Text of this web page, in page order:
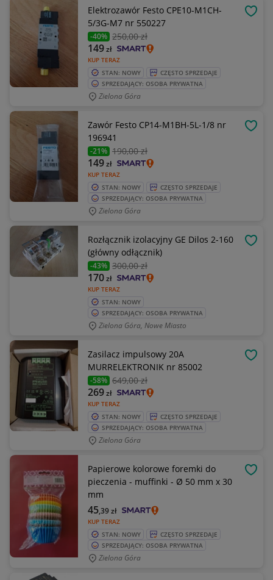
Elektrozawór Festo CPE10-M1CH-
5/3G-M7 nr 550227
-40% 250,00 zł
KUP TERAZ
149zł
STAN: NOWY
CZĘSTO SPRZEDAJE
SPRZEDAJĄCY: OSOBA PRYWATNA
Zielona Góra
Zawór Festo CP14-M1BH-5L-1/8 nr
196941
-21% 190,00 zł
KUP TERAZ
149zł
STAN: NOWY
CZĘSTO SPRZEDAJE
SPRZEDAJĄCY: OSOBA PRYWATNA
Zielona Góra
Rozłącznik izolacyjny GE Dilos 2-160
(główny odłącznik)
-43% 300,00 zł
KUP TERAZ
170zł
STAN: NOWY
SPRZEDAJĄCY: OSOBA PRYWATNA
Zielona Góra, Nowe Miasto
Zasilacz impulsowy 20A
MURRELEKTRONIK nr 85002
-58% 649,00 zł
KUP TERAZ
269zł
STAN: NOWY
CZĘSTO SPRZEDAJE
SPRZEDAJĄCY: OSOBA PRYWATNA
Zielona Góra
Papierowe kolorowe foremki do
pieczenia - muffinki - Ø 50 mm x 30
mm
KUP TERAZ
45,39zł
STAN: NOWY
CZĘSTO SPRZEDAJE
SPRZEDAJĄCY: OSOBA PRYWATNA
Zielona Góra